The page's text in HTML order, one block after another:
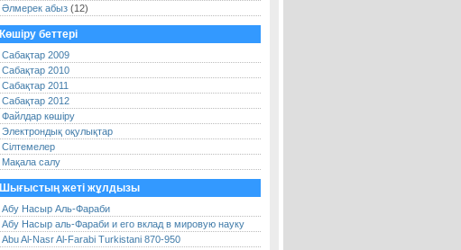
Әлмерек абыз (12)
Көшіру беттері
Сабақтар 2009
Сабақтар 2010
Сабақтар 2011
Сабақтар 2012
Файлдар көшіру
Электрондық оқулықтар
Сілтемелер
Мақала салу
Шығыстың жеті жұлдызы
Абу Насыр Аль-Фараби
Абу Насыр аль-Фараби и его вклад в мировую науку
Abu Al-Nasr Al-Farabi Turkistani 870-950